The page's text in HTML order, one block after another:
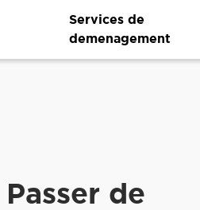
Services de
demenagement
Passer de